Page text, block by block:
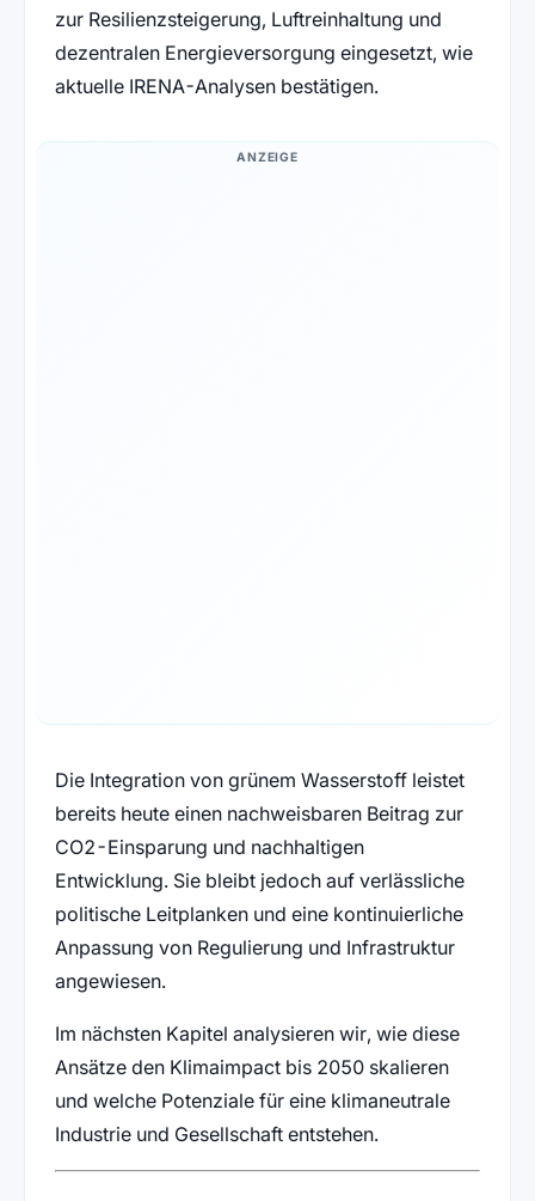
zur Resilienzsteigerung, Luftreinhaltung und
dezentralen Energieversorgung eingesetzt, wie
aktuelle IRENA-Analysen bestätigen.
ANZEIGE
Die Integration von grünem Wasserstoff leistet
bereits heute einen nachweisbaren Beitrag zur
CO2-Einsparung und nachhaltigen
Entwicklung. Sie bleibt jedoch auf verlässliche
politische Leitplanken und eine kontinuierliche
Anpassung von Regulierung und Infrastruktur
angewiesen.
Im nächsten Kapitel analysieren wir, wie diese
Ansätze den Klimaimpact bis 2050 skalieren
und welche Potenziale für eine klimaneutrale
Industrie und Gesellschaft entstehen.